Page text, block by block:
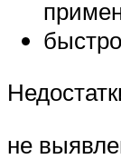
не